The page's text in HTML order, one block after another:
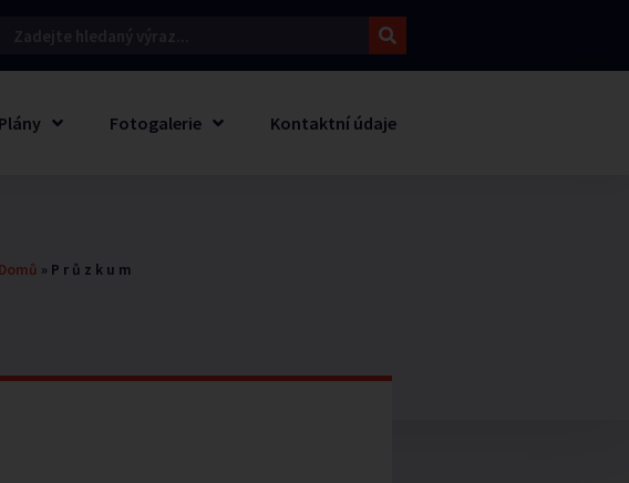
Plány Fotogalerie Kontaktní údaje
Domů » P r ů z k u m